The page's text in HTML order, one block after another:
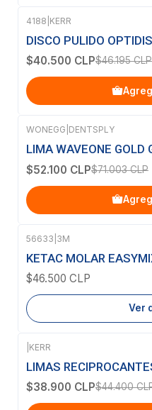
-12%OFF
4188 KERR
DISCO PULIDO
$40.500 CLP$46.195 CLP
-27%OFF
WONEGG DENTSPLY
LIMA WAVEONE GOLD
$52.100 CLP$71.003 CLP
Agotado
56633 3M
KETAC MOLAR
$46.500 CLP
Ver
-12%OFF
KERR
LIMAS
$38.900 CLP$44.400